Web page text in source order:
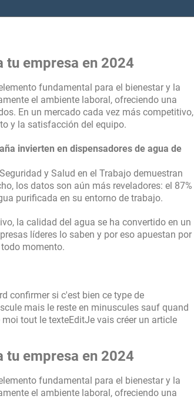
tu empresa en 2024
fundamental para el bienestar y la
el ambiente laboral, ofreciendo una
En un mercado cada vez más competitivo,
y la satisfacción del equipo.
invierten en dispensadores de agua de
y Salud en el Trabajo demuestran
los datos son aún más reveladores: el 87%
purificada en su entorno de trabajo.
la calidad del agua se ha convertido en un
líderes lo saben y por eso apuestan por
momento.
confirmer si c'est bien ce type de
mais le reste en minuscules sauf quand
tout le texteEditJe vais créer un article
tu empresa en 2024
fundamental para el bienestar y la
el ambiente laboral, ofreciendo una